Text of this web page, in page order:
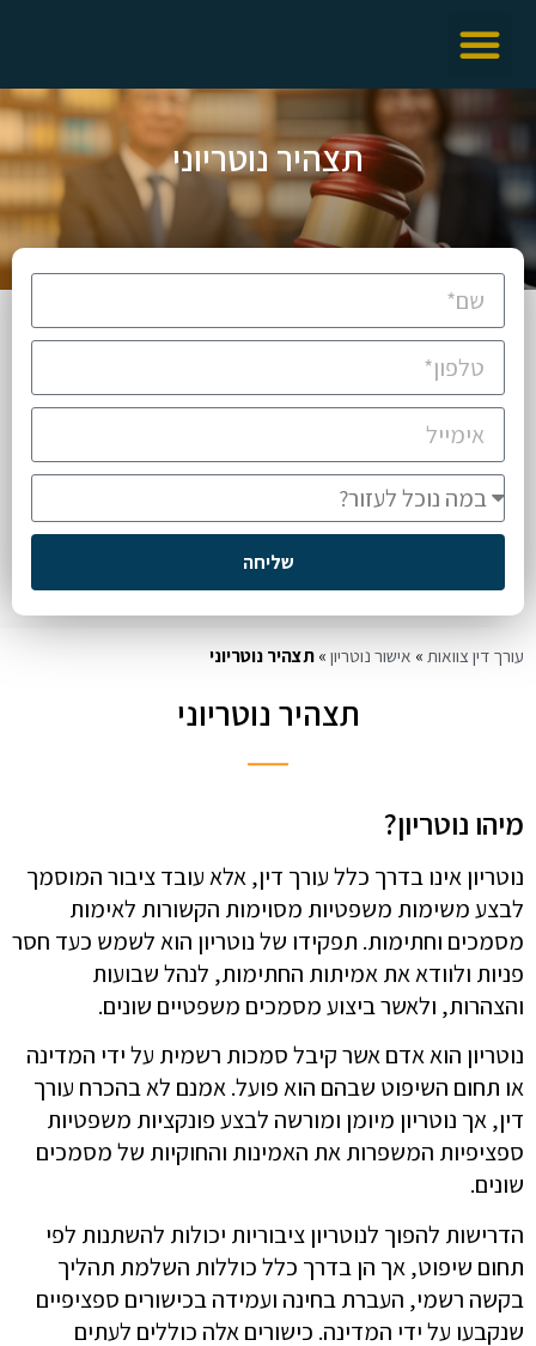
תצהיר נוטריוני
שליחה
עורך דין צוואות » אישור נוטריון » תצהיר נוטריוני
תצהיר נוטריוני
מיהו נוטריון?
נוטריון אינו בדרך כלל עורך דין, אלא עובד ציבור המוסמך
לבצע משימות משפטיות מסוימות הקשורות לאימות
מסמכים וחתימות. תפקידו של נוטריון הוא לשמש כעד חסר
פניות ולוודא את אמיתות החתימות, לנהל שבועות
והצהרות, ולאשר ביצוע מסמכים משפטיים שונים.
נוטריון הוא אדם אשר קיבל סמכות רשמית על ידי המדינה
או תחום השיפוט שבהם הוא פועל. אמנם לא בהכרח עורך
דין, אך נוטריון מיומן ומורשה לבצע פונקציות משפטיות
ספציפיות המשפרות את האמינות והחוקיות של מסמכים
שונים.
הדרישות להפוך לנוטריון ציבוריות יכולות להשתנות לפי
תחום שיפוט, אך הן בדרך כלל כוללות השלמת תהליך
בקשה רשמי, העברת בחינה ועמידה בכישורים ספציפיים
שנקבעו על ידי המדינה. כישורים אלה כוללים לעתים